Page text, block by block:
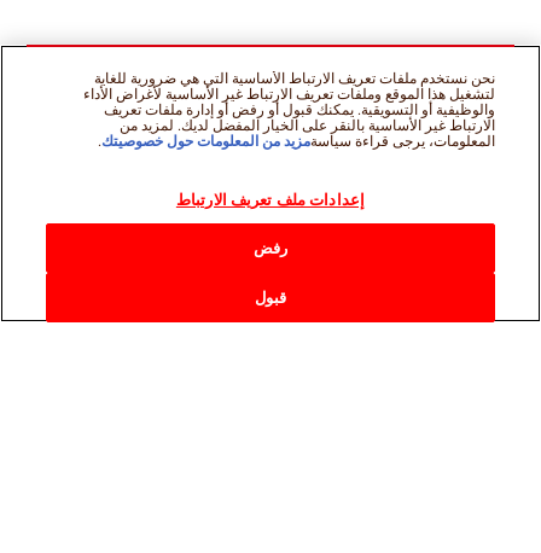
نحن نستخدم ملفات تعريف الارتباط الأساسية التي هي ضرورية للغاية
لتشغيل هذا الموقع وملفات تعريف الارتباط غير الأساسية لأغراض الأداء
والوظيفية أو التسويقية. يمكنك قبول أو رفض أو إدارة ملفات تعريف
الارتباط غير الأساسية بالنقر على الخيار المفضل لديك. لمزيد من
المعلومات، يرجى قراءة سياسةمزيد من المعلومات حول خصوصيتك.
إعدادات ملف تعريف الارتباط
رفض
قبول